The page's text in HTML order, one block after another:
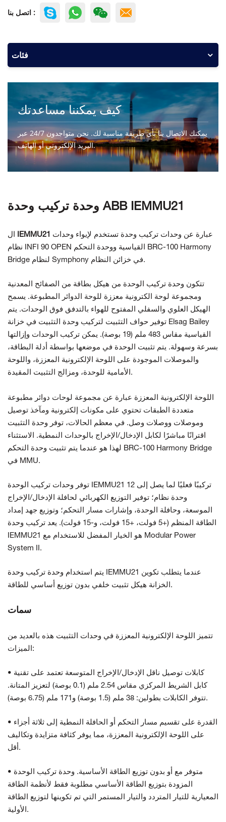
اتصل بنا :
فئات
كيف يمكننا مساعدتك
يمكنك الاتصال بنا بأي طريقة مناسبة لك. نحن متواجدون 24/7 عبر
البريد الإلكتروني أو الهاتف.
اتصل بنا
وحدة تركيب وحدة ABB IEMMU21
ال IEMMU21
نظام INFI 90 OPEN القياسية ووحدة التحكم BRC-100 Harmony
Bridge لنظام Symphony في خزائن النظام.
تتكون وحدة تركيب الوحدة من هيكل بطاقة من الصفائح المعدنية
ومجموعة لوحة الكترونية معززة للوحة الدوائر المطبوعة. يسمح
الهيكل العلوي والسفلي المفتوح للهواء بالتدفق فوق الوحدات. يتم
توفير حواف التثبيت لتركيب وحدة التثبيت في خزانة Elsag Bailey
القياسية مقاس 483 ملم (19 بوصة). يمكن تركيب الوحدات وإزالتها
بسرعة وسهولة. يتم تثبيت الوحدة في موضعها بواسطة أدلة البطاقة،
والموصلات الموجودة على اللوحة الإلكترونية المعززة، واللوحة
الأمامية للوحدة، ومزالج التثبيت المقيدة.
اللوحة الإلكترونية المعززة عبارة عن مجموعة لوحات دوائر مطبوعة
متعددة الطبقات تحتوي على مكونات إلكترونية ومآخذ توصيل
وموصلات ووصلات وصل. في معظم الحالات، توفر وحدة التثبيت
اقترانًا مباشرًا لكابل الإدخال/الإخراج بالوحدات النمطية. الاستثناء
لهذا هو عندما يتم تثبيت وحدة التحكم BRC-100 Harmony Bridge
في MMU.
توفر وحدات تركيب الوحدة IEMMU21 تركيبًا فعليًا لما يصل إلى 12
وحدة نظام؛ توفير التوزيع الكهربائي لحافلة الإدخال/الإخراج
الموسعة، وحافلة الوحدة، وإشارات مسار التحكم؛ وتوزيع جهد إمداد
الطاقة المنظم (+5 فولت، +15 فولت، و-15 فولت). يعد تركيب وحدة
IEMMU21 هو الخيار المفضل للاستخدام مع Modular Power
System II.
يتم استخدام وحدة تركيب وحدة IEMMU21 عندما يتطلب تكوين
الخزانة هيكل تثبيت خلفي بدون توزيع أساسي للطاقة.
سمات
تتميز اللوحة الإلكترونية المعززة في وحدات التثبيت هذه بالعديد من
الميزات:
• كابلات توصيل ناقل الإدخال/الإخراج المتوسعة تعتمد على تقنية
كابل الشريط المركزي مقاس 2.54 ملم (0.1 بوصة) لتعزيز المتانة.
تتوفر الكابلات بطولين: 38 ملم (1.5 بوصة) و171 ملم (6.75 بوصة).
• القدرة على تقسيم مسار التحكم أو الحافلة النمطية إلى ثلاثة أجزاء
على اللوحة الإلكترونية المعززة، مما يوفر كثافة متزايدة وتكاليف
أقل.
• متوفر مع أو بدون توزيع الطاقة الأساسية. وحدة تركيب الوحدة
المزودة بتوزيع الطاقة الأساسي مطلوبة فقط لأنظمة الطاقة
المعيارية للتيار المتردد والتيار المستمر التي تم تكوينها لتوزيع الطاقة
الأولية.